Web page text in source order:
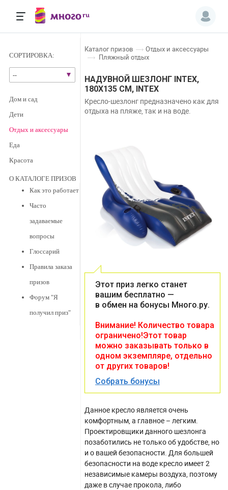
СОРТИРОВКА:
--
дом и сад
дети
отдых и аксессуары
еда
красота
О КАТАЛОГЕ ПРИЗОВ
Как это работает
Часто
задаваемые
вопросы
Глоссарий
Правила заказа
призов
Форум "Я
получил приз"
каталог призов
отдых и аксессуары
пляжный отдых
НАДУВНОЙ ШЕЗЛОНГ INTEX,
180Х135 СМ, INTEX
Кресло-шезлонг предназначено как для
отдыха на пляже, так и на воде.
Этот приз легко станет
вашим бесплатно —
в обмен на бонусы Много.ру.
Внимание! Количество товара
ограничено!Этот товар
можно заказывать только в
одном экземпляре, отдельно
от других товаров!
Собрать бонусы
Данное кресло является очень
комфортным, а главное – легким.
Проектировщики данного шезлонга
позаботились не только об удобстве, но
и о вашей безопасности. Для большей
безопасности на воде кресло имеет 2
независимые камеры воздуха, поэтому
даже в случае прокола, либо